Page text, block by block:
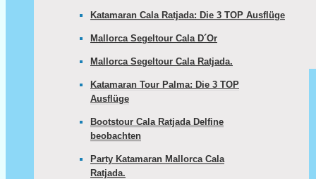
Katamaran Cala Ratjada: Die 3 TOP Ausflüge
Mallorca Segeltour Cala D´Or
Mallorca Segeltour Cala Ratjada.
Katamaran Tour Palma: Die 3 TOP
Ausflüge
Bootstour Cala Ratjada Delfine
beobachten
Party Katamaran Mallorca Cala
Ratjada.